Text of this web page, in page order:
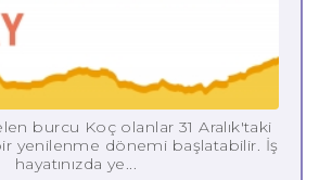
burcu Koç olanlar 31 Aralık'taki
yenilenme dönemi başlatabilir. İş
hayatınızda ye...